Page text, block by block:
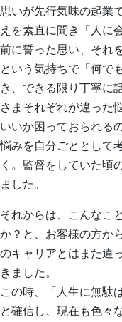
思いが先行気味の起業
えを素直に聞き「人に
前に誓った思い、それ
という気持ちで「何で
き、できる限り丁寧に
さまそれぞれが違った
いいか困っておられる
悩みを自分ごととして
く。監督をしていた頃
ました。
それからは、こんなこ
か？と、お客様の方か
のキャリアとはまた違
きました。
この時、「人生に無駄
と確信し、現在も色々